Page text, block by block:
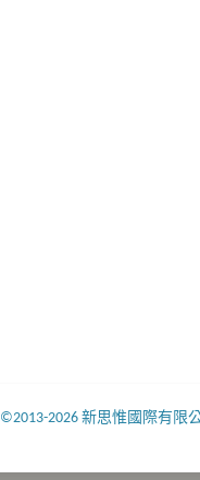
©2013-2026 新思惟國際有限